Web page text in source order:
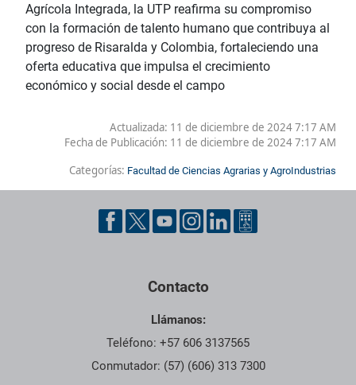
Agrícola Integrada, la UTP reafirma su compromiso
con la formación de talento humano que contribuya al
progreso de Risaralda y Colombia, fortaleciendo una
oferta educativa que impulsa el crecimiento
económico y social desde el campo
Actualizada: 11 de diciembre de 2024 7:17 AM
Fecha de Publicación: 11 de diciembre de 2024 7:17 AM
Categorías: Facultad de Ciencias Agrarias y AgroIndustrias
Contacto
Llámanos:
Teléfono: +57 606 3137565
Conmutador: (57) (606) 313 7300